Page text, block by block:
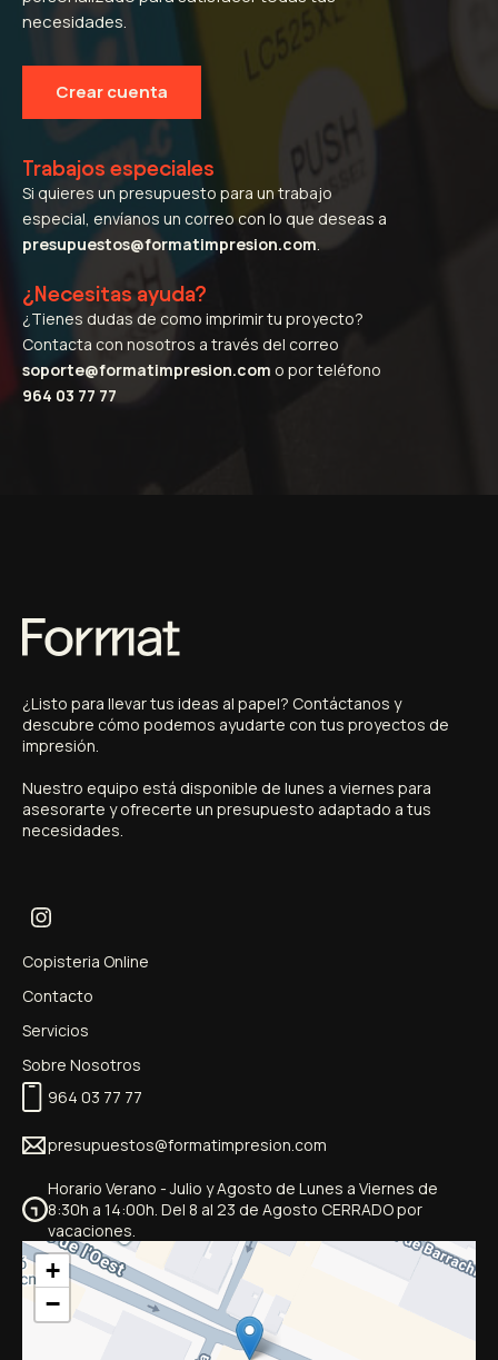
necesidades.
Crear cuenta
Trabajos especiales
Si quieres un presupuesto para un trabajo
especial, envíanos un correo con lo que deseas a
presupuestos@formatimpresion.com.
¿Necesitas ayuda?
¿Tienes dudas de como imprimir tu proyecto?
Contacta con nosotros a través del correo
soporte@formatimpresion.com o por teléfono
964 03 77 77
¿Listo para llevartus ideas al papel? Contáctanos y
descubre cómo podemos ayudarte con tus proyectos de
impresión.
Nuestro equipo está disponible de lunes a viernes para
asesorarte yofrecerte un presupuesto adaptado a tus
necesidades.
Copisteria Online
Contacto
Servicios
Sobre Nosotros
964 03 77 77
presupuestos@formatimpresion.com
Horario Verano - Julio y Agosto de Lunes a Viernes de
8:30h a 14:00h. Del 8 al 23 de Agosto CERRADO por
vacaciones.
+
−